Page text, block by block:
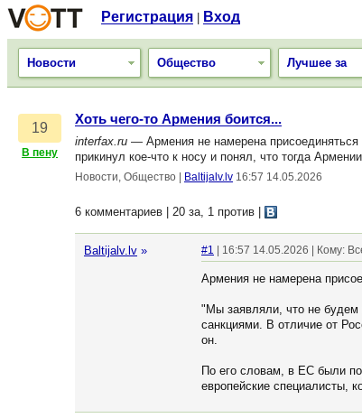
Регистрация Вход
Новости Общество Лучшее за
19
В пену
Хоть чего-то Армения боится...
interfax.ru — Армения не намерена присоединяться
прикинул кое-что к носу и понял, что тогда
Новости, Общество Baltijalv.lv 16:57 14.05.2026
6 комментариев | 20 за, 1 против
Baltijalv.lv » #1 | 16:57 14.05.2026 | Кому:
Армения не намерена
"Мы заявляли, что не будем
санкциями. В отличие от
он.
По его словам, в ЕС были
европейские специалисты,